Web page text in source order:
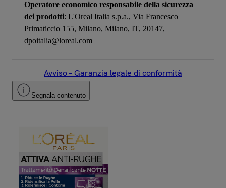
Operatore economico responsabile della sicurezza
dei prodotti: L'Oreal Italia s.p.a., Via Francesco
Primaticcio 155, Milano, Milano, IT, 20147,
dpoitalia@loreal.com
Avviso – Garanzia legale di conformità
Segnala contenuto